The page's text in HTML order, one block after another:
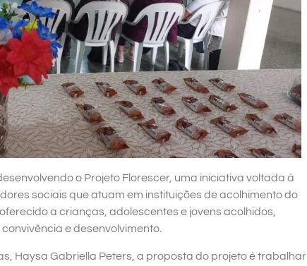
o Projeto Florescer, uma iniciativa voltada à
sociais que atuam em instituições de acolhimento do
a crianças, adolescentes e jovens acolhidos,
e desenvolvimento.
Haysa Gabriella Peters, a proposta do projeto é trabalhar